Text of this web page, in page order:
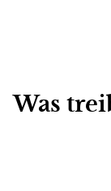
Was